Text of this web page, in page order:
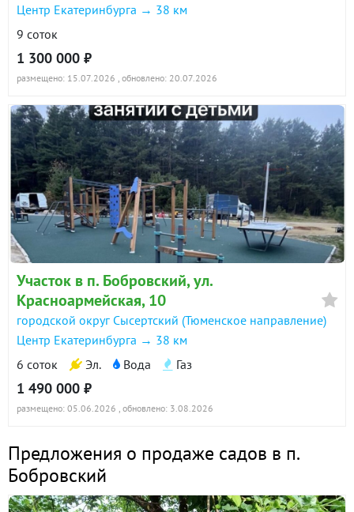
Центр Екатеринбурга → 38 км
9 соток
1 300 000 ₽
размещено: 15.07.2026 , обновлено: 20.07.2026
Участок в п. Бобровский, ул.
Красноармейская, 10
городской округ Сысертский (Тюменское направление)
Центр Екатеринбурга → 38 км
6 соток
Эл. Вода Газ
1 490 000 ₽
размещено: 05.06.2026 , обновлено: 3.08.2026
Предложения о продаже садов в п.
Бобровский